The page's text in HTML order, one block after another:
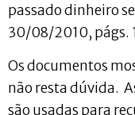
passado dinheiro
30/08/2010, págs.
Os documentos
não resta dúvida.
são usadas para